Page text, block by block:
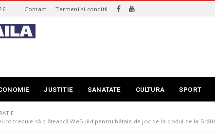
Contact Termeni si conditii
t
B
a
JUSTITIE SANATATE CULTURA SPORT
trebuie să plătească WeBuild pentru bătaia de joc de la podul de la